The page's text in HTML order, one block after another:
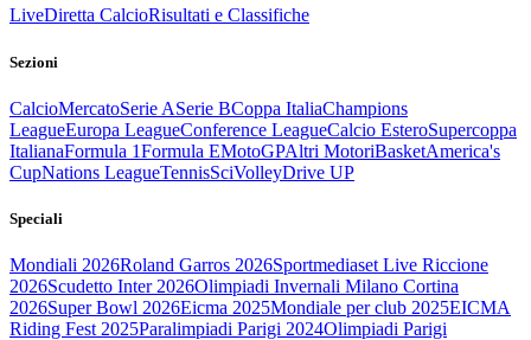
LiveDiretta CalcioRisultati e Classifiche
Sezioni
CalcioMercatoSerie ASerie BCoppa ItaliaChampions
LeagueEuropa LeagueConference LeagueCalcio EsteroSupercoppa
ItalianaFormula 1Formula EMotoGPAltri MotoriBasketAmerica's
CupNations LeagueTennisSciVolleyDrive UP
Speciali
Mondiali 2026Roland Garros 2026Sportmediaset Live Riccione
2026Scudetto Inter 2026Olimpiadi Invernali Milano Cortina
2026Super Bowl 2026Eicma 2025Mondiale per club 2025EICMA
Riding Fest 2025Paralimpiadi Parigi 2024Olimpiadi Parigi